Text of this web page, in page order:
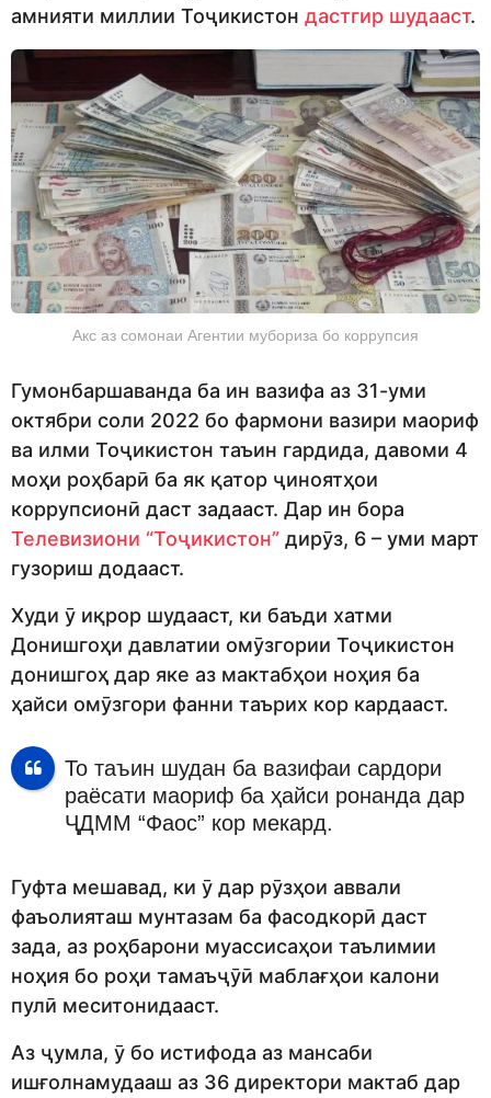
амнияти миллии Тоҷикистон дастгир шудааст.
Акс аз сомонаи Агентии мубориза бо коррупсия
Гумонбаршаванда ба ин вазифа аз 31-уми
октябри соли 2022 бо фармони вазири маориф
ва илми Тоҷикистон таъин гардида, давоми 4
моҳи роҳбарӣ ба як қатор ҷиноятҳои
коррупсионӣ даст задааст. Дар ин бора
Телевизиони “Тоҷикистон” дирӯз, 6 – уми март
гузориш додааст.
Худи ӯ иқрор шудааст, ки баъди хатми
Донишгоҳи давлатии омӯзгории Тоҷикистон
донишгоҳ дар яке аз мактабҳои ноҳия ба
ҳайси омӯзгори фанни таърих кор кардааст.
То таъин шудан ба вазифаи сардори
раёсати маориф ба ҳайси ронанда дар
ҶДММ “Фаос” кор мекард.
Гуфта мешавад, ки ӯ дар рӯзҳои аввали
фаъолияташ мунтазам ба фасодкорӣ даст
зада, аз роҳбарони муассисаҳои таълимии
ноҳия бо роҳи тамаъҷӯӣ маблағҳои калони
пулӣ меситонидааст.
Аз ҷумла, ӯ бо истифода аз мансаби
ишғолнамудааш аз 36 директори мактаб дар